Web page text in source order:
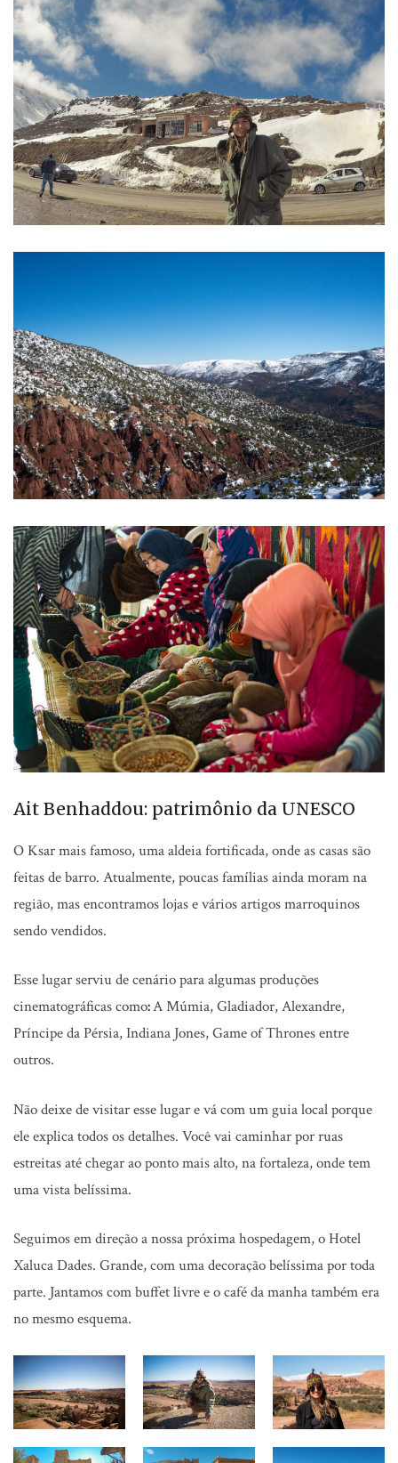
Ait Benhaddou: patrimônio da UNESCO
O Ksar mais famoso, uma aldeia fortificada, onde as casas são
feitas de barro. Atualmente, poucas famílias ainda moram na
região, mas encontramos lojas e vários artigos marroquinos
sendo vendidos.
Esse lugar serviu de cenário para algumas produções
cinematográficas como:A Múmia, Gladiador, Alexandre,
Príncipe da Pérsia, Indiana Jones, Game of Thrones entre
outros.
Não deixe de visitar esse lugar e vá com um guia local porque
ele explica todos os detalhes. Você vai caminhar por ruas
estreitas até chegar ao ponto mais alto, na fortaleza, onde tem
uma vista belíssima.
Seguimos em direção a nossa próxima hospedagem, o Hotel
Xaluca Dades. Grande, com uma decoração belíssima por toda
parte. Jantamos com buffet livre e o café da manha também era
no mesmo esquema.